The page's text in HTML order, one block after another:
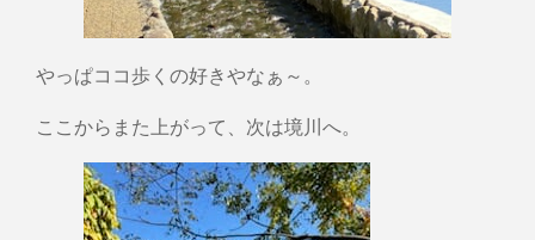
やっぱココ歩くの好きやなぁ～。
ここからまた上がって、次は境川へ。